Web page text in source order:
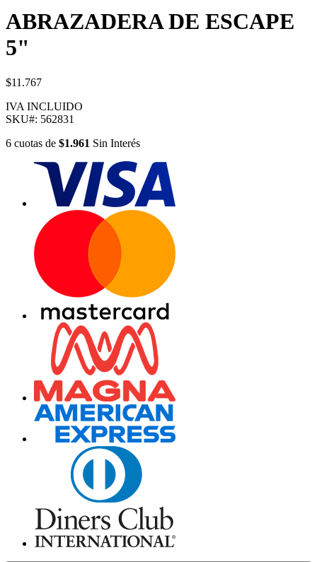
ABRAZADERA DE ESCAPE
5"
$11.767
IVA INCLUIDO
SKU#: 562831
6 cuotas de $1.961 Sin Interés